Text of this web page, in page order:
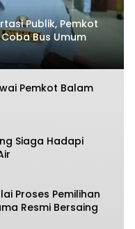
Publik, Pemkot
Bus Umum
Pemkot Balam
Siaga Hadapi
Proses Pemilihan
Resmi Bersaing